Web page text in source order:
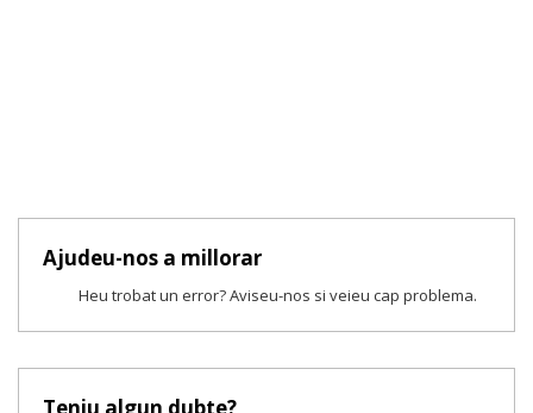
Ajudeu-nos a millorar
Heu trobat un error? Aviseu-nos si veieu cap problema.